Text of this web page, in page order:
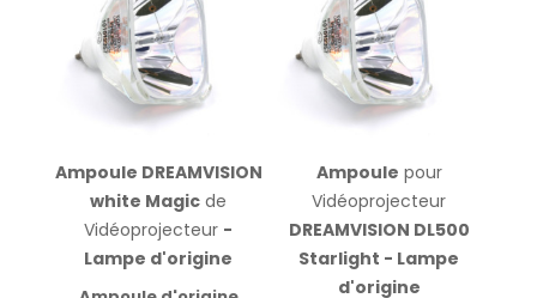
Ampoule DREAMVISION
white Magic de
Vidéoprojecteur -
Lampe d'origine
Ampoule pour
Vidéoprojecteur
DREAMVISION DL500
Starlight - Lampe
d'origine